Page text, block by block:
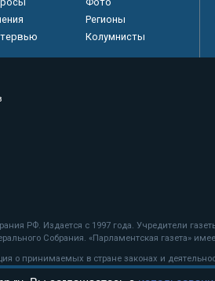
Регионы
Колумнисты
РФ. Издается с 1997 года. Учредители
Собрания. «Парламентская газета»
о принимаемых в стране законах и